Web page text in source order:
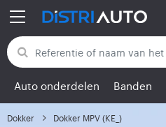
Terug naar categorieën
Auto onderdelen Banden
Dokker Dokker MPV (KE_)